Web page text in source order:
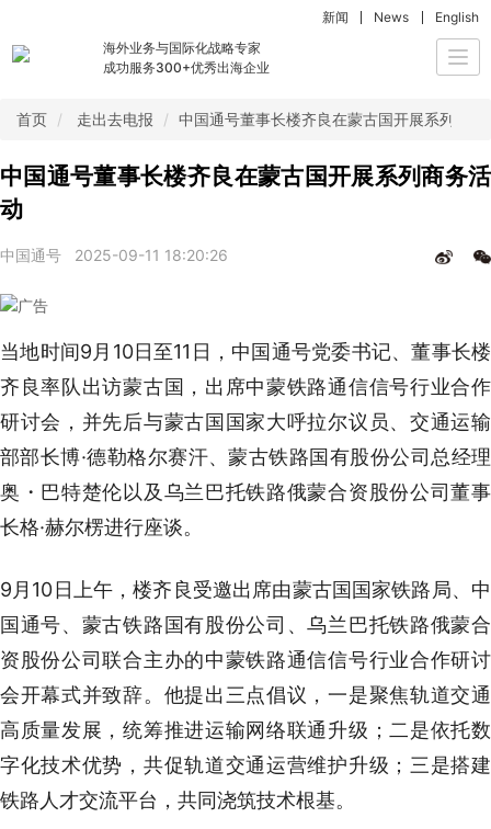
海外业务与国际化战略专家
成功服务300+优秀出海企业
新闻 News English
首页 走出去电报 中国通号董事长楼齐良在蒙古国开展系列商务
中国通号董事长楼齐良在蒙古国开展系列商务活
动
中国通号 2025-09-11 18:20:26
当地时间9月10日至11日，中国通号党委书记、董事长楼
齐良率队出访蒙古国，出席中蒙铁路通信信号行业合作
研讨会，并先后与蒙古国国家大呼拉尔议员、交通运输
部部长博·德勒格尔赛汗、蒙古铁路国有股份公司总经理
奥・巴特楚伦以及乌兰巴托铁路俄蒙合资股份公司董事
长格·赫尔楞进行座谈。
9月10日上午，楼齐良受邀出席由蒙古国国家铁路局、中
国通号、蒙古铁路国有股份公司、乌兰巴托铁路俄蒙合
资股份公司联合主办的中蒙铁路通信信号行业合作研讨
会开幕式并致辞。他提出三点倡议，一是聚焦轨道交通
高质量发展，统筹推进运输网络联通升级；二是依托数
字化技术优势，共促轨道交通运营维护升级；三是搭建
铁路人才交流平台，共同浇筑技术根基。